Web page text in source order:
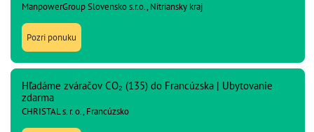
ManpowerGroup Slovensko s.r.o., Nitriansky kraj
Pozri ponuku
Hľadáme zváračov CO₂ (135) do Francúzska | Ubytovanie
zdarma
CHRISTAL s. r. o., Francúzsko